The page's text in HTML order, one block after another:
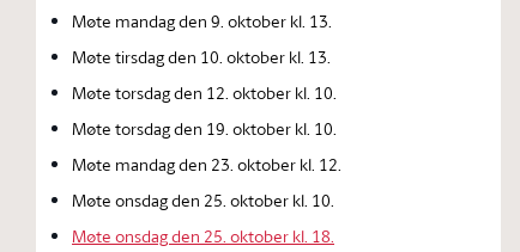
Møte mandag den 9. oktober kl. 13.
Møte tirsdag den 10. oktober kl. 13.
Møte torsdag den 12. oktober kl. 10.
Møte torsdag den 19. oktober kl. 10.
Møte mandag den 23. oktober kl. 12.
Møte onsdag den 25. oktober kl. 10.
Møte onsdag den 25. oktober kl. 18.